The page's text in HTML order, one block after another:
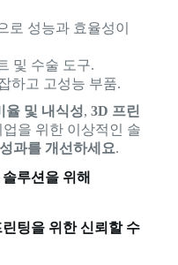
로 성능과 효율성이
및 수술 도구.
하고 고성능 부품.
율 및 내식성, 3D 프린
을 위한 이상적인 솔
과를 개선하세요.
루션을 위해
팅을 위한 신뢰할 수